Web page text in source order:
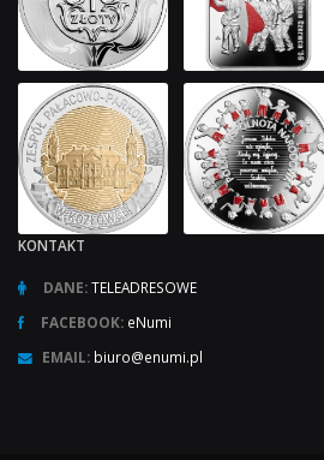
KONTAKT
DANE:TELEADRESOWE
FACEBOOK: eNumi
EMAIL: biuro@enumi.pl